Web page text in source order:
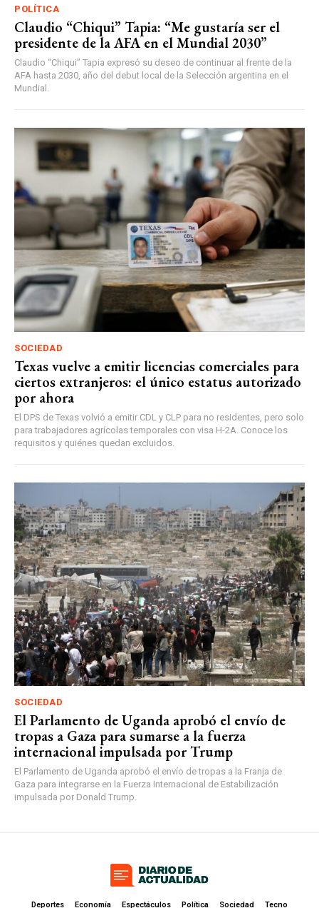
POLÍTICA
Claudio “Chiqui” Tapia: “Me gustaría ser el
presidente de la AFA en el Mundial 2030”
Claudio “Chiqui” Tapia expresó su deseo de continuar al frente de la
AFA hasta 2030, año del debut local de la Selección argentina en el
Mundial.
SOCIEDAD
Texas vuelve a emitir licencias comerciales para
ciertos extranjeros: el único estatus autorizado
por ahora
El DPS de Texas volvió a emitir CDL y CLP para no residentes, pero solo
para trabajadores agrícolas temporales con visa H-2A. Conoce los
requisitos y quiénes quedan excluidos.
SOCIEDAD
El Parlamento de Uganda aprobó el envío de
tropas a Gaza para sumarse a la fuerza
internacional impulsada por Trump
El Parlamento de Uganda aprobó el envío de tropas a la Franja de
Gaza para integrarse en la Fuerza Internacional de Estabilización
impulsada por Donald Trump.
Deportes Economía Espectáculos Política Sociedad Tecno